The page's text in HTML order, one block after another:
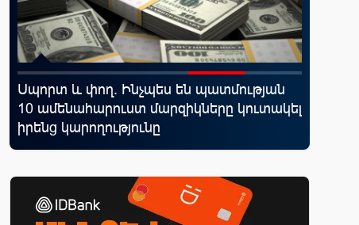
Սպորտ և փող. Ինչպես են պատմության
10 ամենահարուստ մարզիկները կուտակել
իրենց կարողությունը